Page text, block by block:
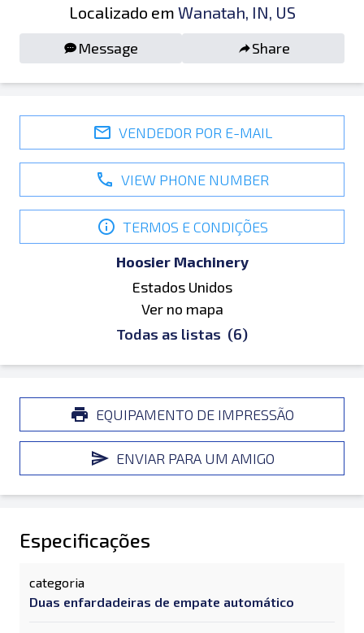
Localizado em Wanatah, IN, US
Message Share
VENDEDOR POR E-MAIL
VIEW PHONE NUMBER
TERMOS E CONDIÇÕES
Hoosier Machinery
Estados Unidos
Ver no mapa
Todas as listas (6)
EQUIPAMENTO DE IMPRESSÃO
ENVIAR PARA UM AMIGO
Especificações
categoria
Duas enfardadeiras de empate automático